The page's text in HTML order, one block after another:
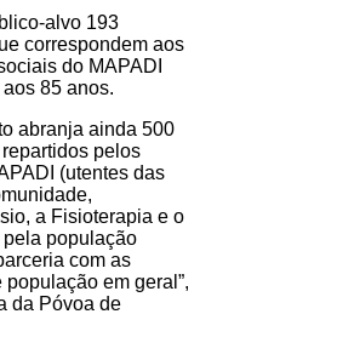
alvo 193
correspondem aos
do MAPADI
85 anos.
abranja ainda 500
pelos
(utentes das
a Fisioterapia e o
população
com as
em geral”,
da Póvoa de